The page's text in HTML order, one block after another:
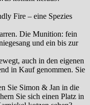
Fire – eine Spezies
Die Munition: fein
und ein bis zur
auch in den eigenen
in Kauf genommen. Sie
Sie Simon & Jan in die
Sie sich einen Platz in